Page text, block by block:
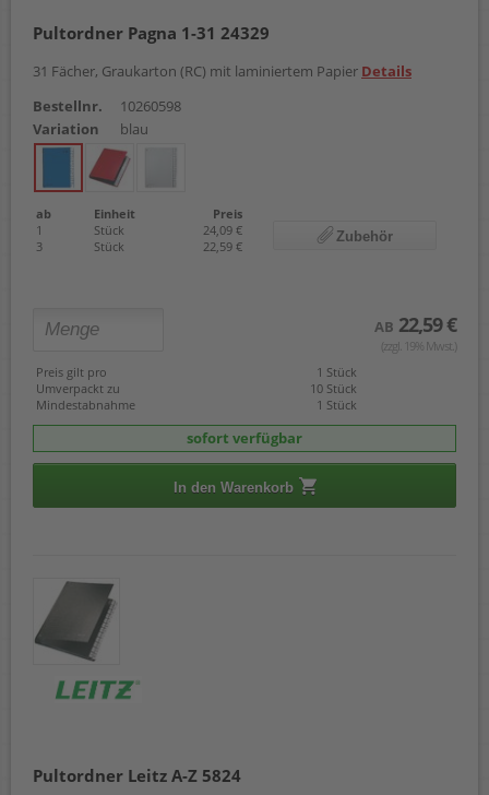
Pultordner Pagna 1-31 24329
31 Fächer, Graukarton (RC) mit laminiertem Papier Details
Bestellnr.
10260598
Variation
blau
ab Einheit
Preis
1
Stück
24,09 €
3
Stück 22,59 €
Zubehör
AB 22,59 €
(zzgl. 19% Mwst.)
Preis gilt pro
1 Stück
Umverpackt zu
10 Stück
Mindestabnahme
1 Stück
sofort verfügbar
In den Warenkorb
Pultordner Leitz A-Z 5824